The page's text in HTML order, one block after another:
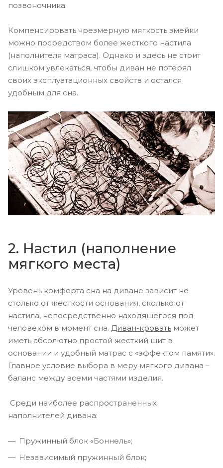
позвоночника.
Компенсировать чрезмерную мягкость змейки
можно посредством более жесткого настила
(наполнителя матраса). Однако и здесь не стоит
слишком увлекаться, чтобы диван не потерял
своих эксплуатационных свойств и остался
удобным для сна.
2. Настил (наполнение
мягкого места)
Уровень комфорта сна на диване зависит не
столько от жесткости основания, сколько от
настила, непосредственно находящегося под
человеком в момент сна. Диван-кровать может
иметь абсолютно простой жесткий щит в
основании и удобный матрас с «эффектом памяти».
Главное условие выбора в меру мягкого дивана –
баланс между всеми частями изделия.
Среди наиболее распространенных
наполнителей дивана:
Пружинный блок «Боннель»;
Независимый пружинный блок;